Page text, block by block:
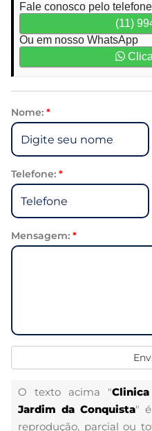
Fale conosco pelo telefone
(11)
Ou em nosso WhatsApp
Nome: *
Telefone: *
Mensagem: *
O texto acima "
Jardim da Conquista"
reprodução, parcial ou